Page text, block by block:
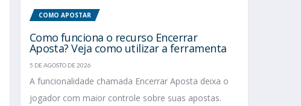
COMO APOSTAR
Como funciona o recurso Encerrar
Aposta? Veja como utilizar a ferramenta
5 DE AGOSTO DE 2026
A funcionalidade chamada Encerrar Aposta deixa o
jogador com maior controle sobre suas apostas.